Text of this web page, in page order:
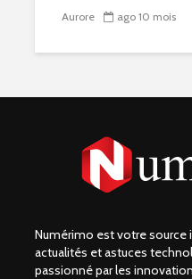
Aurore ago 10 mois
Numérimo est votre source
actualités et astuces
passionné par les